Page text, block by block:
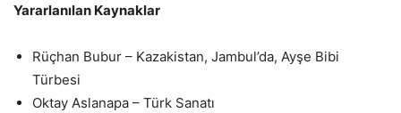
Yararlanılan Kaynaklar
Rüçhan Bubur – Kazakistan, Jambul’da, Ayşe Bibi
Türbesi
Oktay Aslanapa – Türk Sanatı